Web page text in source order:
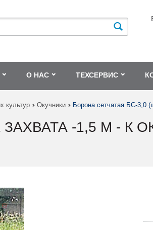
О НАС ТЕХСЕРВИС
культур Окучники Борона сетчатая БС-3,0
-1,5 М - К